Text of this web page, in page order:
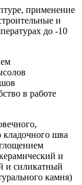
применение
и
до -10
в работе
кладочного шва
и
и силикатный
камня)